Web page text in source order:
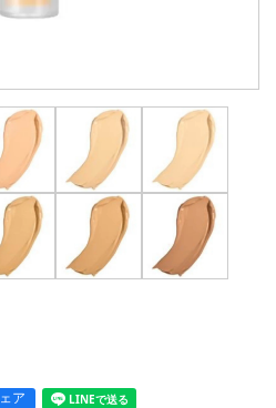
ア LINEで送る